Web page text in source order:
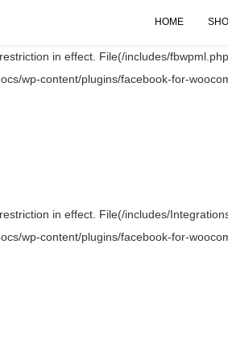
in effect. File(/includes/
wp-content/plugins/facebook-for-
in effect. File(/includes/
wp-content/plugins/facebook-for-
HOME